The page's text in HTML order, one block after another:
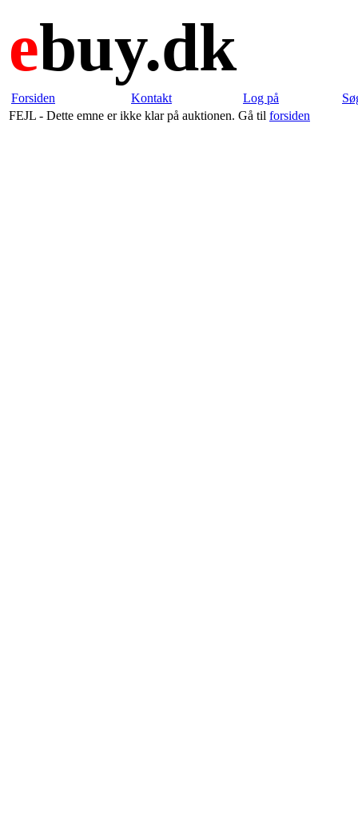
ebuy.dk
Forsiden Kontakt Log på
FEJL - Dette emne er ikke klar på auktionen. Gå til forsiden